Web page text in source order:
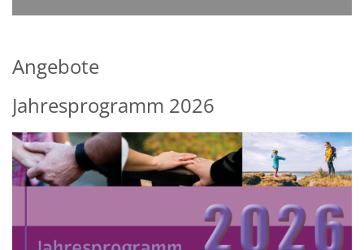
Angebote
Jahresprogramm 2026